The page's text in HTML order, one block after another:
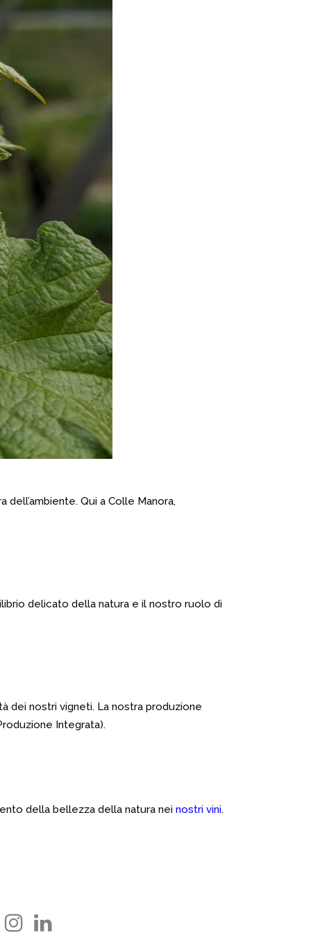
Qui a Colle Manora,
delicato della natura e il nostro ruolo di
dei nostri vigneti. La nostra produzione
Integrata).
della bellezza della natura nei nostri vini.